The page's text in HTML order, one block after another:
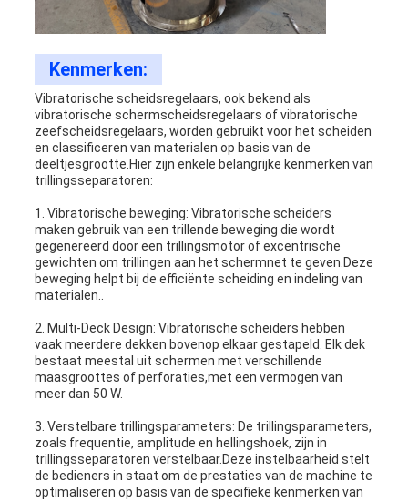
Kenmerken:
Vibratorische scheidsregelaars, ook bekend als
vibratorische schermscheidsregelaars of vibratorische
zeefscheidsregelaars, worden gebruikt voor het scheiden
en classificeren van materialen op basis van de
deeltjesgrootte.Hier zijn enkele belangrijke kenmerken van
trillingsseparatoren:
1. Vibratorische beweging: Vibratorische scheiders
maken gebruik van een trillende beweging die wordt
gegenereerd door een trillingsmotor of excentrische
gewichten om trillingen aan het schermnet te geven.Deze
beweging helpt bij de efficiënte scheiding en indeling van
materialen..
2. Multi-Deck Design: Vibratorische scheiders hebben
vaak meerdere dekken bovenop elkaar gestapeld. Elk dek
bestaat meestal uit schermen met verschillende
maasgroottes of perforaties,met een vermogen van
meer dan 50 W.
3. Verstelbare trillingsparameters: De trillingsparameters,
zoals frequentie, amplitude en hellingshoek, zijn in
trillingsseparatoren verstelbaar.Deze instelbaarheid stelt
de bedieners in staat om de prestaties van de machine te
optimaliseren op basis van de specifieke kenmerken van